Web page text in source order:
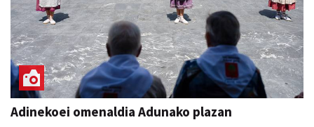
Adinekoei omenaldia Adunako plazan